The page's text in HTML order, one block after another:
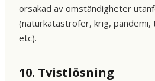
orsakad av omständigheter
(naturkatastrofer, krig,
etc).
10. Tvistlösning